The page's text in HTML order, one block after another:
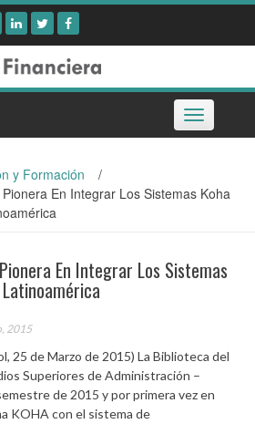
Toggle
navigation
y Formación
/
En Integrar Los Sistemas Koha
En Integrar Los Sistemas
2015
25 de Marzo de 2015) La Biblioteca del
Superiores de Administración –
de 2015 y por primera vez en
KOHA con el sistema de